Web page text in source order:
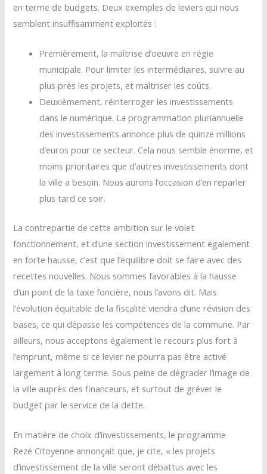
en terme de budgets. Deux exemples de leviers qui nous
semblent insuffisamment exploités :
Premièrement, la maîtrise d’oeuvre en régie
municipale. Pour limiter les intermédiaires, suivre au
plus près les projets, et maîtriser les coûts.
Deuxièmement, réinterroger les investissements
dans le numérique. La programmation pluriannuelle
des investissements annonce plus de quinze millions
d’euros pour ce secteur. Cela nous semble énorme, et
moins prioritaires que d’autres investissements dont
la ville a besoin. Nous aurons l’occasion d’en reparler
plus tard ce soir.
La contrepartie de cette ambition sur le volet
fonctionnement, et d’une section investissement également
en forte hausse, c’est que l’équilibre doit se faire avec des
recettes nouvelles. Nous sommes favorables à la hausse
d’un point de la taxe foncière, nous l’avons dit. Mais
l’évolution équitable de la fiscalité viendra d’une révision des
bases, ce qui dépasse les compétences de la commune. Par
ailleurs, nous acceptons également le recours plus fort à
l’emprunt, même si ce levier ne pourra pas être activé
largement à long terme. Sous peine de dégrader l’image de
la ville auprès des financeurs, et surtout de gréver le
budget par le service de la dette.
En matière de choix d’investissements, le programme
Rezé Citoyenne annonçait que, je cite, « les projets
d’investissement de la ville seront débattus avec les